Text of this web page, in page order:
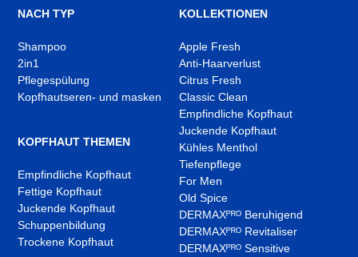
NACH TYP
Shampoo
2in1
Pflegespülung
Kopfhautseren- und masken
KOPFHAUT THEMEN
Empfindliche Kopfhaut
Fettige Kopfhaut
Juckende Kopfhaut
Schuppenbildung
Trockene Kopfhaut
KOLLEKTIONEN
Apple Fresh
Anti-Haarverlust
Citrus Fresh
Classic Clean
Empfindliche Kopfhaut
Juckende Kopfhaut
Kühles Menthol
Tiefenpflege
For Men
Old Spice
DERMAXᴾᴿᴼ Beruhigend
DERMAXᴾᴿᴼ Revitaliser
DERMAXᴾᴿᴼ Sensitive